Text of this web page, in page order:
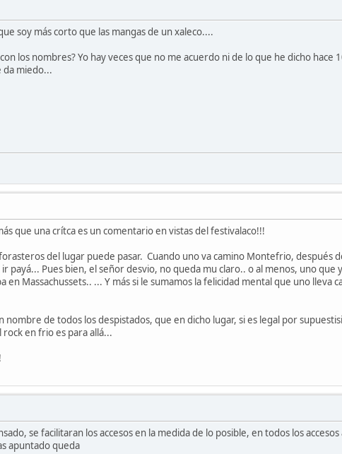
soy más corto que las mangas de un xaleco....
los nombres? Yo hay veces que no me acuerdo ni de lo que he dicho
da miedo...
que una crítca es un comentario en vistas del festivalaco!!!
del lugar puede pasar. Cuando uno va camino Montefrio, después
payá... Pues bien, el señor desvio, no queda mu claro.. o al menos, uno que
en Massachussets.. ... Y más si le sumamos la felicidad mental que uno lleva
de todos los despistados, que en dicho lugar, si es legal por
en frio es para allá...
se facilitaran los accesos en la medida de lo posible, en todos los
apuntado queda